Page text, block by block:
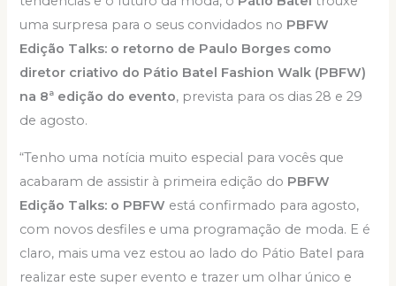
uma surpresa para o seus convidados no PBFW
Edição Talks: o retorno de Paulo Borges como
diretor criativo do Pátio Batel Fashion Walk (PBFW)
na 8ª edição do evento, prevista para os dias 28 e 29
de agosto.
“Tenho uma notícia muito especial para vocês que
acabaram de assistir à primeira edição do PBFW
Edição Talks: o PBFW está confirmado para agosto,
com novos desfiles e uma programação de moda. E é
claro, mais uma vez estou ao lado do Pátio Batel para
realizar este super evento e trazer um olhar único e